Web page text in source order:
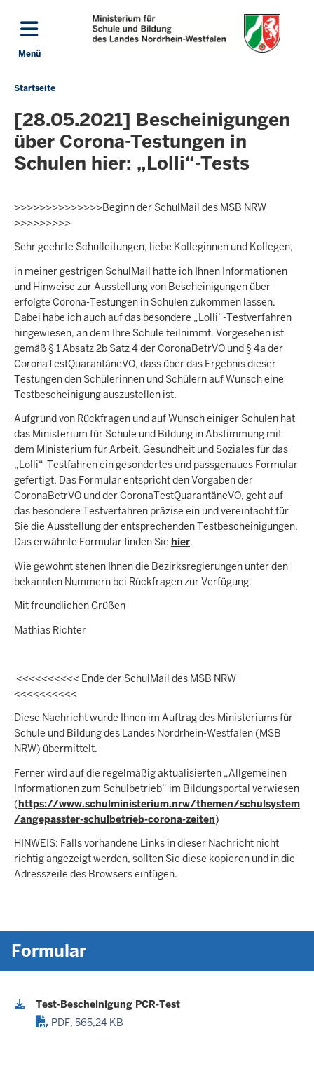
Direkt zum Inhalt
Menü
Sie
sich
hier
Startseite
[28.05.2021] Bescheinigungen
über Corona-Testungen in
Schulen hier: „Lolli“-Tests
>>>>>>>>>>>>>>Beginn der SchulMail des MSB NRW
>>>>>>>>>
Sehr geehrte Schulleitungen, liebe Kolleginnen und Kollegen,
in meiner gestrigen SchulMail hatte ich Ihnen Informationen
und Hinweise zur Ausstellung von Bescheinigungen über
erfolgte Corona-Testungen in Schulen zukommen lassen.
Dabei habe ich auch auf das besondere „Lolli“-Testverfahren
hingewiesen, an dem Ihre Schule teilnimmt. Vorgesehen ist
gemäß § 1 Absatz 2b Satz 4 der CoronaBetrVO und § 4a der
CoronaTestQuarantäneVO, dass über das Ergebnis dieser
Testungen den Schülerinnen und Schülern auf Wunsch eine
Testbescheinigung auszustellen ist.
Aufgrund von Rückfragen und auf Wunsch einiger Schulen hat
das Ministerium für Schule und Bildung in Abstimmung mit
dem Ministerium für Arbeit, Gesundheit und Soziales für das
„Lolli“-Testfahren ein gesondertes und passgenaues Formular
gefertigt. Das Formular entspricht den Vorgaben der
CoronaBetrVO und der CoronaTestQuarantäneVO, geht auf
das besondere Testverfahren präzise ein und vereinfacht für
Sie die Ausstellung der entsprechenden Testbescheinigungen.
Das erwähnte Formular finden Sie hier.
Wie gewohnt stehen Ihnen die Bezirksregierungen unter den
bekannten Nummern bei Rückfragen zur Verfügung.
Mit freundlichen Grüßen
Mathias Richter
<<<<<<<<<< Ende der SchulMail des MSB NRW
<<<<<<<<<<
Diese Nachricht wurde Ihnen im Auftrag des Ministeriums für
Schule und Bildung des Landes Nordrhein-Westfalen (MSB
NRW) übermittelt.
Ferner wird auf die regelmäßig aktualisierten „Allgemeinen
Informationen zum Schulbetrieb“ im Bildungsportal verwiesen
(https://www.schulministerium.nrw/themen/schulsystem
/angepasster-schulbetrieb-corona-zeiten)
HINWEIS: Falls vorhandene Links in dieser Nachricht nicht
richtig angezeigt werden, sollten Sie diese kopieren und in die
Adresszeile des Browsers einfügen.
Formular
Test-Bescheinigung PCR-Test
PDF, 565,24 KB